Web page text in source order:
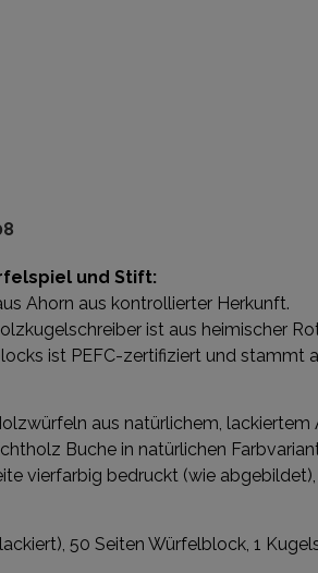
und Stift:
Ahorn aus kontrollierter Herkunft.
ist aus heimischer
ist PEFC-zertifiziert und stammt
aus natürlichem,
Buche in natürlichen
vierfarbig bedruckt (wie
50 Seiten Würfelblock, 1